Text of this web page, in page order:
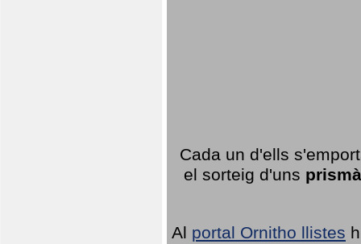
Cada un d'ells
el sorteig d'uns
Al portal Ornitho llistes